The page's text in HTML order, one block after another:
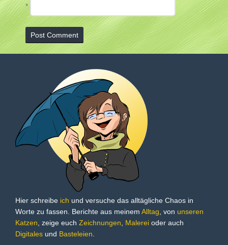
*
Hier schreibe ich und versuche das alltägliche Chaos in
Worte zu fassen. Berichte aus meinem Alltag , von unseren
Katzen , zeige euch Zeichnungen Malerei oder auch
Digitales und Basteleien